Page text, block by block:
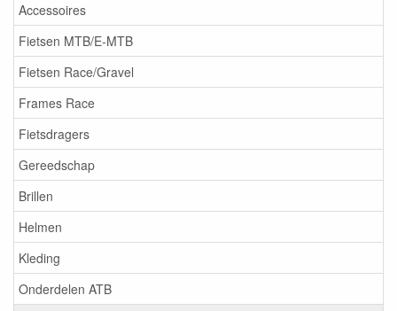
Accessoires
Fietsen MTB/E-MTB
Fietsen Race/Gravel
Frames Race
Fietsdragers
Gereedschap
Brillen
Helmen
Kleding
Onderdelen ATB